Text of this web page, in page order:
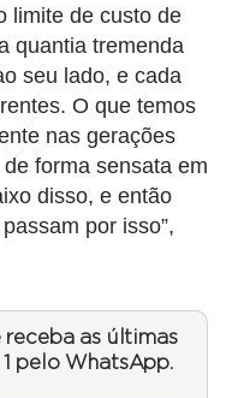
limite de custo de
quantia tremenda
seu lado, e cada
O que temos
nas gerações
forma sensata em
disso, e então
por isso”,
receba as últimas
pelo WhatsApp.